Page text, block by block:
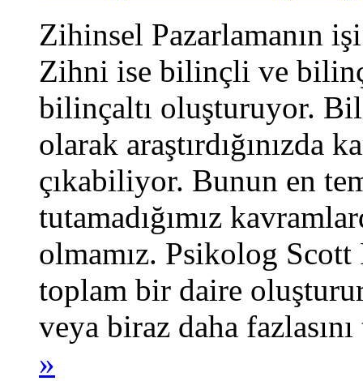
Zihinsel Pazarlamanın
Zihni ise bilinçli ve
bilinçaltı oluşturuyor.
olarak araştırdığınızda
çıkabiliyor. Bunun en
tutamadığımız
olmamız. Psikolog
toplam bir daire
veya biraz daha
»